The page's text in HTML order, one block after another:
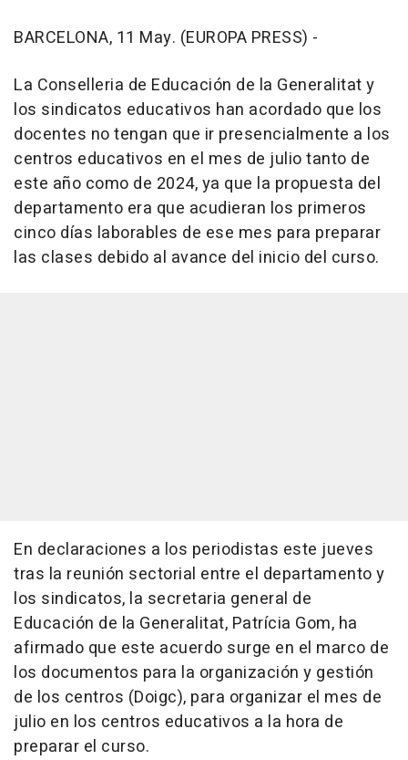
BARCELONA, 11 May. (EUROPA PRESS) -
La Conselleria de Educación de la Generalitat y
los sindicatos educativos han acordado que los
docentes no tengan que ir presencialmente a los
centros educativos en el mes de julio tanto de
este año como de 2024, ya que la propuesta del
departamento era que acudieran los primeros
cinco días laborables de ese mes para preparar
las clases debido al avance del inicio del curso.
En declaraciones a los periodistas este jueves
tras la reunión sectorial entre el departamento y
los sindicatos, la secretaria general de
Educación de la Generalitat, Patrícia Gom, ha
afirmado que este acuerdo surge en el marco de
los documentos para la organización y gestión
de los centros (Doigc), para organizar el mes de
julio en los centros educativos a la hora de
preparar el curso.